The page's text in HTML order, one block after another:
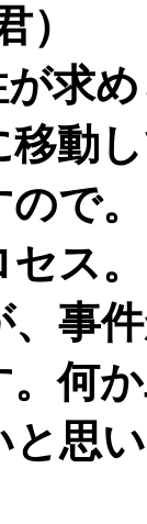
君）
求
動
で
ス
事
何
と思